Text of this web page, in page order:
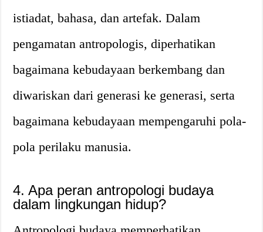
istiadat, bahasa, dan artefak. Dalam
pengamatan antropologis, diperhatikan
bagaimana kebudayaan berkembang dan
diwariskan dari generasi ke generasi, serta
bagaimana kebudayaan mempengaruhi pola-
pola perilaku manusia.
4. Apa peran antropologi budaya
dalam lingkungan hidup?